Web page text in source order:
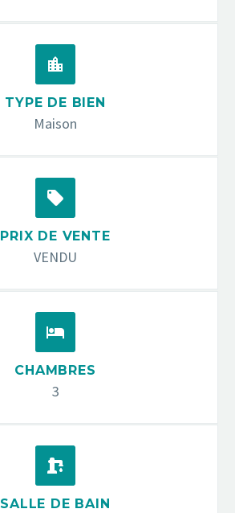


TYPE DE BIEN
Maison


PRIX DE VENTE
VENDU


CHAMBRES
3


SALLE DE BAIN